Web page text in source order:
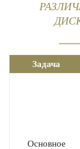
Задача
Основное